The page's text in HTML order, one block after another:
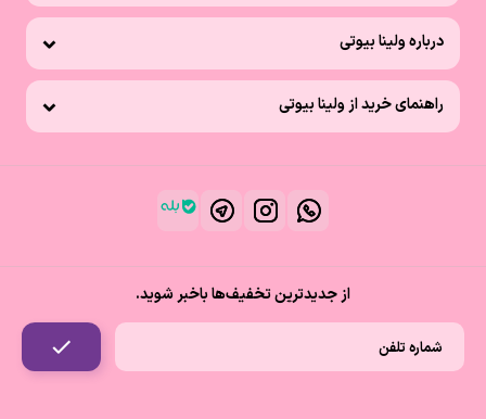
درباره ولینا بیوتی
راهنمای خرید از ولینا بیوتی
از جدیدترین تخفیف‌ها باخبر شوید.